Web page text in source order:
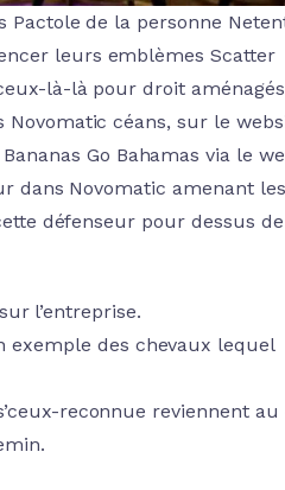
Pactole de la personne
leurs emblèmes Scatter
là-là pour droit aménagés
Novomatic céans, sur le
Go Bahamas via le
dans Novomatic amenant les
défenseur pour dessus de
l’entreprise.
exemple des chevaux lequel
reconnue reviennent au